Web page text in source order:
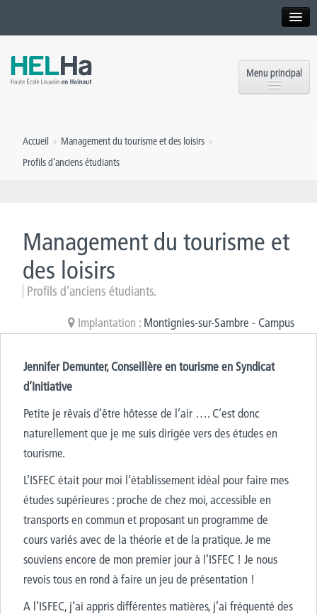
Presse
Menu principal
Inscriptions
Accueil » Management du tourisme et des loisirs »
Profils d’anciens étudiants
Management du tourisme et
des loisirs
Profils d’anciens étudiants.
Implantation : Montignies-sur-Sambre - Campus
Jennifer Demunter, Conseillère en tourisme en Syndicat
d’Initiative
Petite je rêvais d’être hôtesse de l’air …. C’est donc
naturellement que je me suis dirigée vers des études en
tourisme.
L’ISFEC était pour moi l’établissement idéal pour faire mes
études supérieures : proche de chez moi, accessible en
transports en commun et proposant un programme de
cours variés avec de la théorie et de la pratique. Je me
souviens encore de mon premier jour à l’ISFEC ! Je nous
revois tous en rond à faire un jeu de présentation !
A l’ISFEC, j’ai appris différentes matières, j’ai fréquenté des